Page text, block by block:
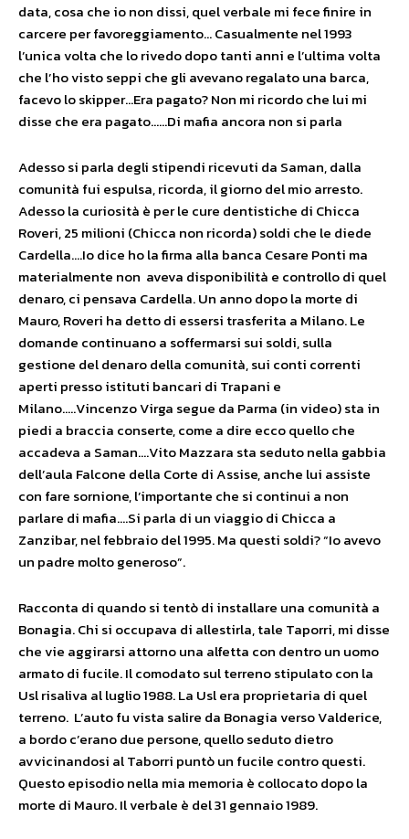
data, cosa che io non dissi, quel verbale mi fece finire in
carcere per favoreggiamento… Casualmente nel 1993
l’unica volta che lo rivedo dopo tanti anni e l’ultima volta
che l’ho visto seppi che gli avevano regalato una barca,
facevo lo skipper…Era pagato? Non mi ricordo che lui mi
disse che era pagato……Di mafia ancora non si parla
Adesso si parla degli stipendi ricevuti da Saman, dalla
comunità fui espulsa, ricorda, il giorno del mio arresto.
Adesso la curiosità è per le cure dentistiche di Chicca
Roveri, 25 milioni (Chicca non ricorda) soldi che le diede
Cardella….Io dice ho la firma alla banca Cesare Ponti ma
materialmente non aveva disponibilità e controllo di quel
denaro, ci pensava Cardella. Un anno dopo la morte di
Mauro, Roveri ha detto di essersi trasferita a Milano. Le
domande continuano a soffermarsi sui soldi, sulla
gestione del denaro della comunità, sui conti correnti
aperti presso istituti bancari di Trapani e
Milano…..Vincenzo Virga segue da Parma (in video) sta in
piedi a braccia conserte, come a dire ecco quello che
accadeva a Saman….Vito Mazzara sta seduto nella gabbia
dell’aula Falcone della Corte di Assise, anche lui assiste
con fare sornione, l’importante che si continui a non
parlare di mafia….Si parla di un viaggio di Chicca a
Zanzibar, nel febbraio del 1995. Ma questi soldi? “Io avevo
un padre molto generoso”.
Racconta di quando si tentò di installare una comunità a
Bonagia. Chi si occupava di allestirla, tale Taporri, mi disse
che vie aggirarsi attorno una alfetta con dentro un uomo
armato di fucile. Il comodato sul terreno stipulato con la
Usl risaliva al luglio 1988. La Usl era proprietaria di quel
terreno. L’auto fu vista salire da Bonagia verso Valderice,
a bordo c’erano due persone, quello seduto dietro
avvicinandosi al Taborri puntò un fucile contro questi.
Questo episodio nella mia memoria è collocato dopo la
morte di Mauro. Il verbale è del 31 gennaio 1989.